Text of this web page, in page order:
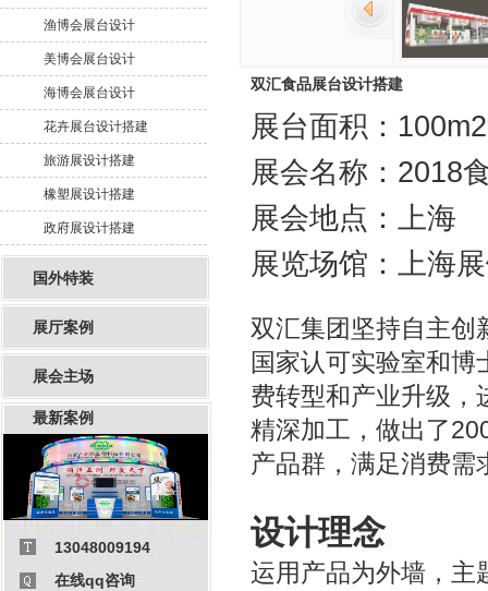
渔博会展台设计
美博会展台设计
海博会展台设计
花卉展台设计搭建
旅游展设计搭建
橡塑展设计搭建
政府展设计搭建
国外特装
展厅案例
展会主场
最新案例
13048009194
在线qq咨询
双汇食品展台设计搭建
展台面积：100m2
展会名称：2018
展会地点：上海
展览场馆：上海
双汇集团坚持自主创
国家认可实验室和
费转型和产业升级，
精深加工，做出了
产品群，满足消费需
设计理念
运用产品为外墙，主